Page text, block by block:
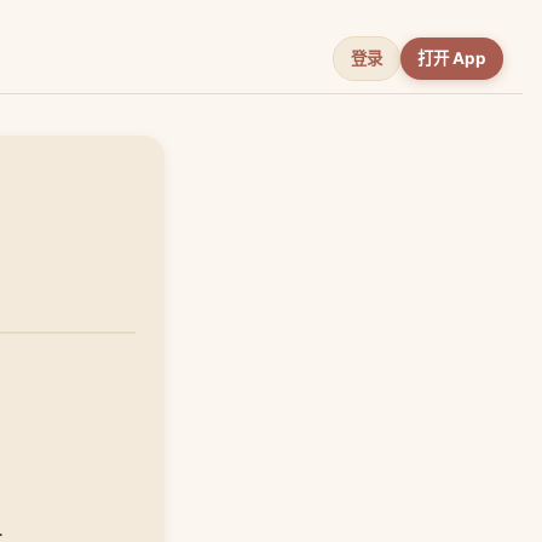
登录 打开 App